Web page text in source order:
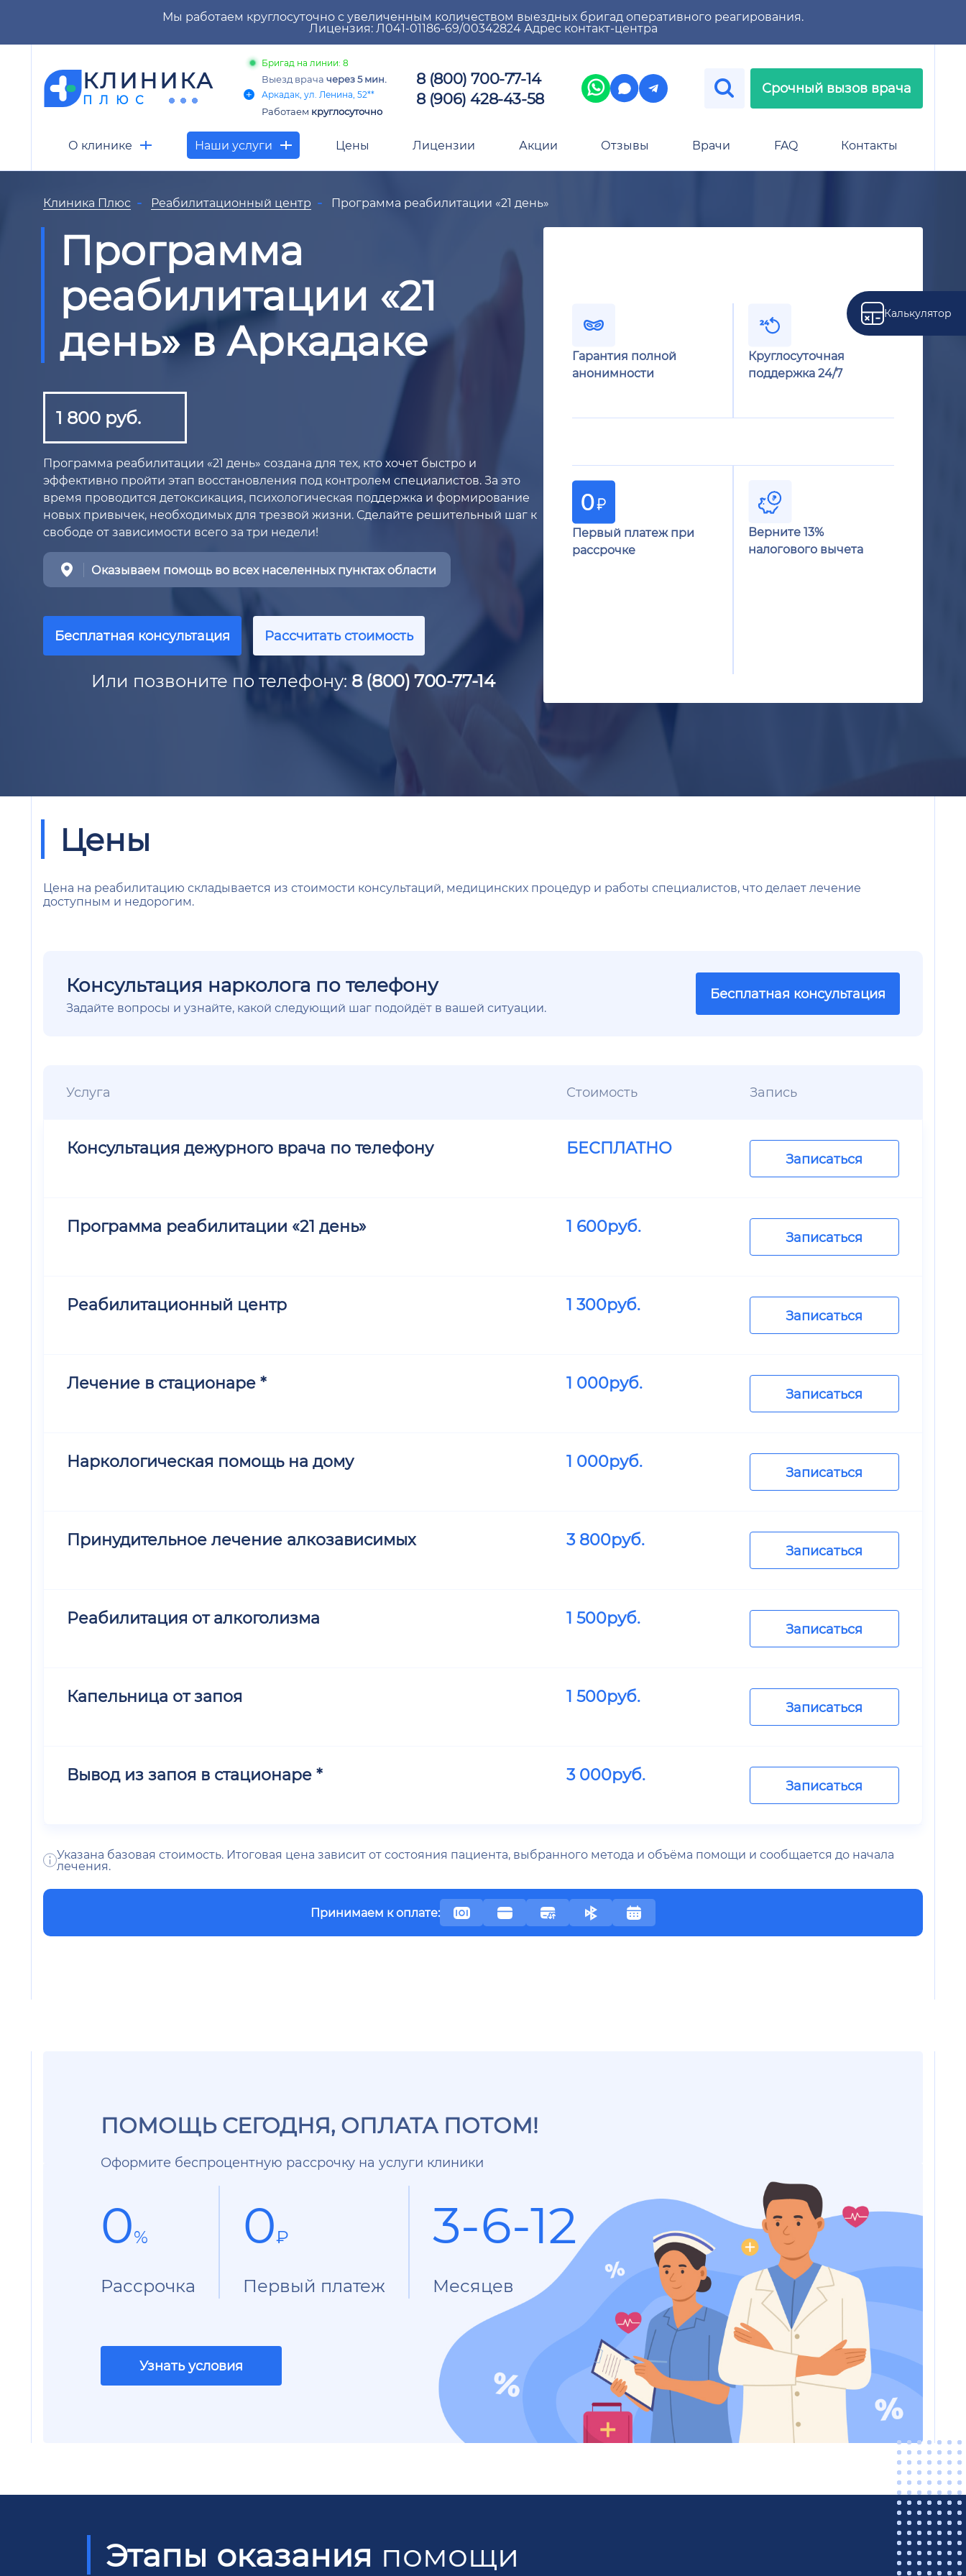
Мы работаем круглосуточно с увеличенным количеством выездных бригад оперативного реагирования.
Лицензия: Л041-01186-69/00342824 Адрес контакт-центра
КЛИНИКА
ПЛЮС
Бригад на линии: 8
Выезд врача через 5 мин.
Аркадак, ул. Ленина, 52**
Работаем круглосуточно
8 (800) 700-77-14
8 (906) 428-43-58
Срочный вызов врача
О клинике Наши услуги Цены Лицензии Акции Отзывы Врачи FAQ Контакты
Калькулятор
Клиника Плюс Реабилитационный центр Программа реабилитации «21 день»
Программа
реабилитации «21
день» в Аркадаке
1 800 руб.
Программа реабилитации «21 день» создана для тех, кто хочет быстро и
эффективно пройти этап восстановления под контролем специалистов. За это
время проводится детоксикация, психологическая поддержка и формирование
новых привычек, необходимых для трезвой жизни. Сделайте решительный шаг к
свободе от зависимости всего за три недели!
Оказываем помощь во всех населенных пунктах области
Бесплатная консультация Рассчитать стоимость
Или позвоните по телефону: 8 (800) 700-77-14
Гарантия полной
анонимности
Круглосуточная
поддержка 24/7
Первый платеж при
рассрочке
Верните 13%
налогового вычета
Цены
Цена на реабилитацию складывается из стоимости консультаций, медицинских процедур и работы специалистов, что делает лечение
доступным и недорогим.
Консультация нарколога по телефону
Задайте вопросы и узнайте, какой следующий шаг подойдёт в вашей ситуации.
Бесплатная консультация
Услуга Стоимость Запись
Консультация дежурного врача по телефону БЕСПЛАТНО
Записаться
Программа реабилитации «21 день» 1 600руб.
Записаться
Реабилитационный центр 1 300руб.
Записаться
Лечение в стационаре * 1 000руб.
Записаться
Наркологическая помощь на дому 1 000руб.
Записаться
Принудительное лечение алкозависимых 3 800руб.
Записаться
Реабилитация от алкоголизма 1 500руб.
Записаться
Капельница от запоя 1 500руб.
Записаться
Вывод из запоя в стационаре * 3 000руб.
Записаться
Указана базовая стоимость. Итоговая цена зависит от состояния пациента, выбранного метода и объёма помощи и сообщается до начала
лечения.
Принимаем к оплате:
ПОМОЩЬ СЕГОДНЯ, ОПЛАТА ПОТОМ!
Оформите беспроцентную рассрочку на услуги клиники
0%
Рассрочка
0₽
Первый платеж
3-6-12
Месяцев
Узнать условия
Этапы оказания помощи